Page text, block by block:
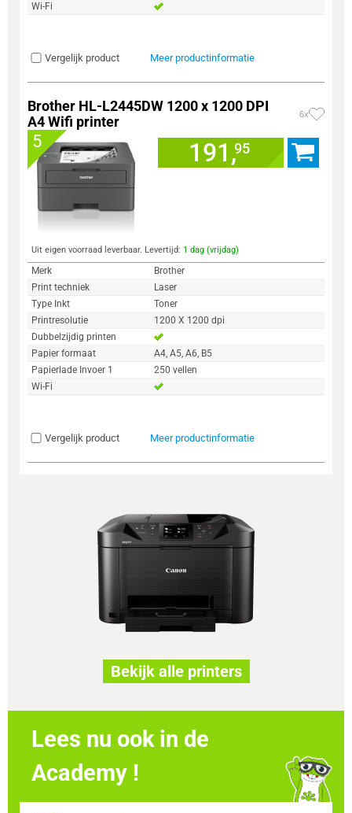
Wi-Fi
Vergelijk product Meer productinformatie
Brother HL-L2445DW 1200 x 1200 DPI
A4 Wifi printer
6x
5 191,95
Uit eigen voorraad leverbaar. Levertijd: 1 dag (vrijdag)
Merk
Brother
Print techniek
Laser
Type Inkt
Toner
Printresolutie
1200 X 1200 dpi
Dubbelzijdig printen
Papier formaat
A4, A5, A6, B5
Papierlade Invoer 1
250 vellen
Wi-Fi
Vergelijk product Meer productinformatie
Bekijk alle printers
Lees nu ook in de
Academy !